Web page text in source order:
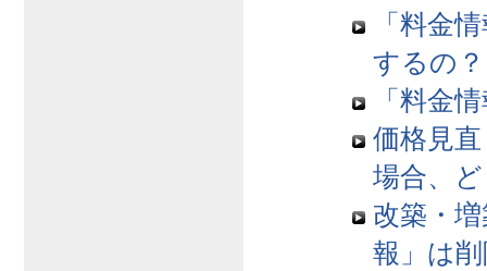
「料金
するの？
「料金
価格見
場合、
改築・
報」は